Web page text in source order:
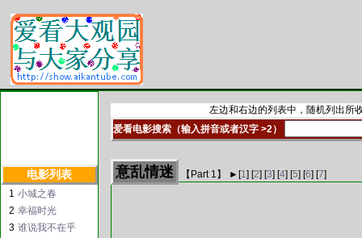
电影列表
1 小城之春
2 幸福时光
3 谁说我不在乎
左边和右边的列表中，随机列出所
爱看电影搜索（输入拼音或者汉字 >2）
意乱情迷 【Part 1 】 ► [1] [2] [3] [4] [5] [6] [7]